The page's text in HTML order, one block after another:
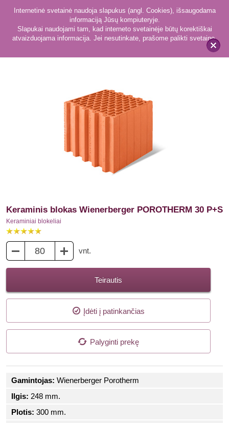
x
Internetinė svetainė naudoja slapukus (angl. Cookies), išsaugodama
informaciją Jūsų kompiuteryje.
Slapukai naudojami tam, kad interneto svetainėje būtų korektiškai
atvaizduojama informacija. Jei nesutinkate, prašome palikti svetainę.
Keraminiai blokeliai 18
Keraminis blokas Wienerberger POROTHERM 30 P+S
Keraminiai blokeliai
vnt.
Teirautis
Įdėti į patinkančias
Palyginti prekę
Gamintojas: Wienerberger Porotherm
Ilgis: 248 mm.
Plotis: 300 mm.